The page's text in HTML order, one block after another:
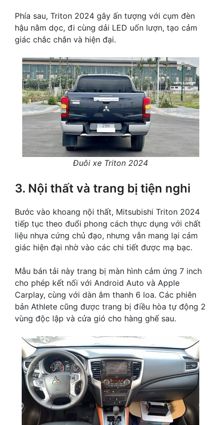
Phía sau, Triton 2024 gây ấn tượng với cụm đèn
hậu nằm dọc, đi cùng dải LED uốn lượn, tạo cảm
giác chắc chắn và hiện đại.
Đuôi xe Triton 2024
3. Nội thất và trang bị tiện nghi
Bước vào khoang nội thất, Mitsubishi Triton 2024
tiếp tục theo đuổi phong cách thực dụng với chất
liệu nhựa cứng chủ đạo, nhưng vẫn mang lại cảm
giác hiện đại nhờ vào các chi tiết được mạ bạc.
Mẫu bán tải này trang bị màn hình cảm ứng 7 inch
cho phép kết nối với Android Auto và Apple
Carplay, cùng với dàn âm thanh 6 loa. Các phiên
bản Athlete cũng được trang bị điều hòa tự động 2
vùng độc lập và cửa gió cho hàng ghế sau.